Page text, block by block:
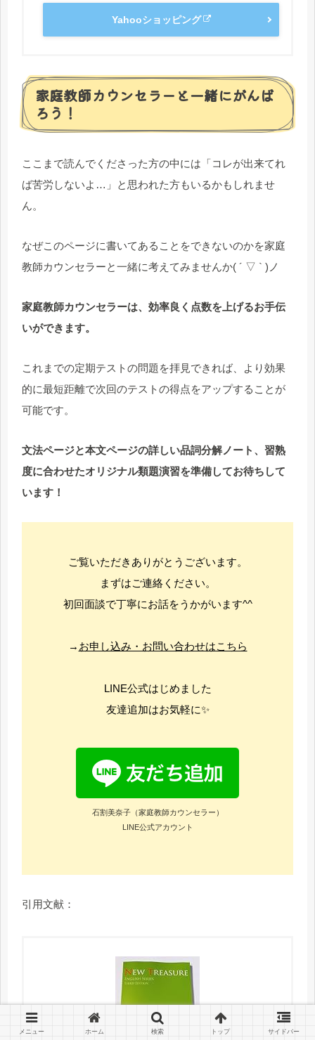
Yahooショッピング
家庭教師カウンセラーと一緒にがんば
ろう！
ここまで読んでくださった方の中には「コレが出来てれ
ば苦労しないよ…」と思われた方もいるかもしれませ
ん。
なぜこのページに書いてあることをできないのかを家庭
教師カウンセラーと一緒に考えてみませんか( ´ ▽ ` )ノ
家庭教師カウンセラーは、効率良く点数を上げるお手伝
いができます。
これまでの定期テストの問題を拝見できれば、より効果
的に最短距離で次回のテストの得点をアップすることが
可能です。
文法ページと本文ページの詳しい品詞分解ノート、習熟
度に合わせたオリジナル類題演習を準備してお待ちして
います！
ご覧いただきありがとうございます。
まずはご連絡ください。
初回面談で丁寧にお話をうかがいます^^
→ お申し込み・お問い合わせはこちら
LINE公式はじめました
友達追加はお気軽に✨
石割美奈子（家庭教師カウンセラー）
LINE公式アカウント
引用文献：
メニュー ホーム 検索 トップ サイドバー